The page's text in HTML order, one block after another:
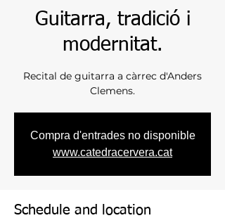
Guitarra, tradició i
modernitat.
Recital de guitarra a càrrec d'Anders
Clemens.
Compra d'entrades no disponible
www.catedracervera.cat
Schedule and location